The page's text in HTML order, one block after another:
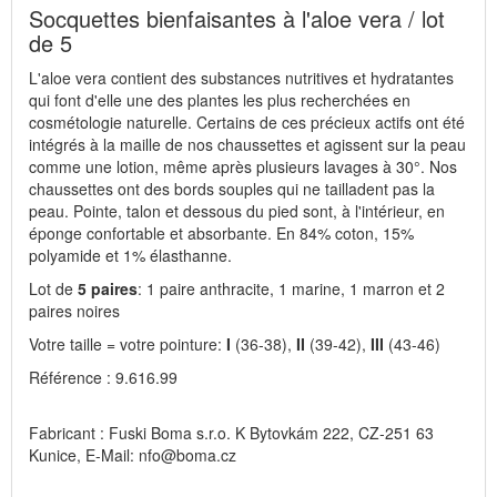
Socquettes bienfaisantes à l'aloe vera / lot
de 5
L'aloe vera contient des substances nutritives et hydratantes
qui font d'elle une des plantes les plus recherchées en
cosmétologie naturelle. Certains de ces précieux actifs ont été
intégrés à la maille de nos chaussettes et agissent sur la peau
comme une lotion, même après plusieurs lavages à 30°. Nos
chaussettes ont des bords souples qui ne tailladent pas la
peau. Pointe, talon et dessous du pied sont, à l'intérieur, en
éponge confortable et absorbante. En 84% coton, 15%
polyamide et 1% élasthanne.
Lot de 5 paires: 1 paire anthracite, 1 marine, 1 marron et 2
paires noires
Votre taille = votre pointure: I (36-38), II (39-42), III (43-46)
Référence : 9.616.99
Fabricant : Fuski Boma s.r.o. K Bytovkám 222, CZ-251 63
Kunice, E-Mail: nfo@boma.cz